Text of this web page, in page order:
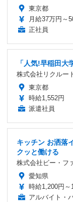
東京都
月給37万円～
正社員
「人気!早稲田
株式会社リクルー
東京都
時給1,552円
派遣社員
キッチン お洒落
クッと働ける
株式会社ビー・フ
愛知県
時給1,200円～
アルバイト・